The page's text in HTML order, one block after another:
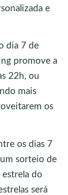
e
dia 7 de
promove a
22h, ou
mais
os
os dias 7
sorteio de
do
será